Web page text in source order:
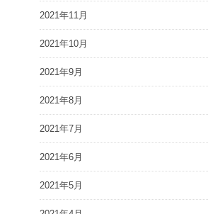
2021年11月
2021年10月
2021年9月
2021年8月
2021年7月
2021年6月
2021年5月